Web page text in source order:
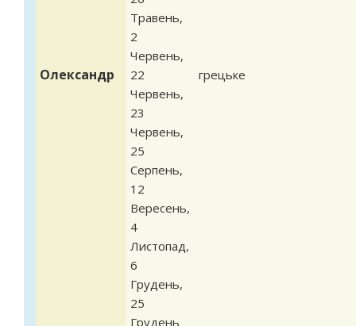
Олександр
Травень,
2
Червень,
22
Червень,
23
Червень,
25
Серпень,
12
Вересень,
4
Листопад,
6
Грудень,
25
Грудень
грецьке